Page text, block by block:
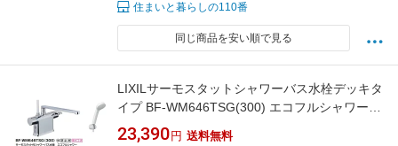
住まいと暮らしの110番
同じ商品を安い順で見る
LIXILサーモスタットシャワーバス水栓デッキタ
イプ BF-WM646TSG(300) エコフルシャワーヘ
ッド 吐水口長さ::300mm
23,390 円 送料無料